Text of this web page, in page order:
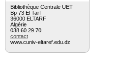
Bibliothèque Centrale UET
Bp 73 El Tarf
36000 ELTARF
Algérie
038 60 29 70
contact
www.cuniv-eltaref.edu.dz